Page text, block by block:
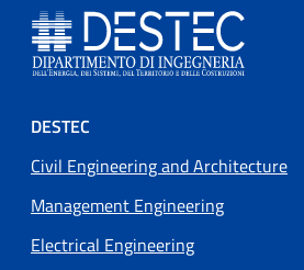
Footer menu
DESTEC
Civil Engineering and Architecture
Management Engineering
Electrical Engineering